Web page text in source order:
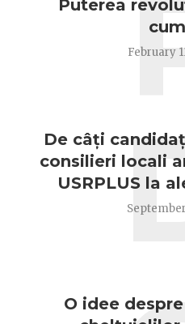
Puterea
February
De câți
consilieri locali
USRPLUS la
O idee